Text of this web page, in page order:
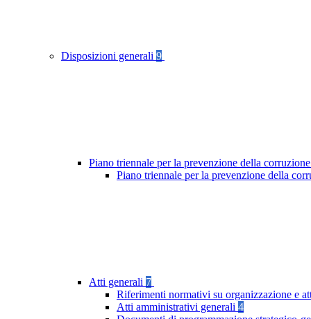
Disposizioni generali 9
Piano triennale per la prevenzione della
Piano triennale per la prevenzione della
Atti generali 7
Riferimenti normativi su organizzazione e
Atti amministrativi generali 4